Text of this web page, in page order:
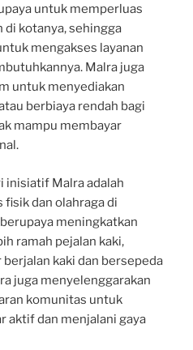
untuk memperluas
kotanya, sehingga
mengakses layanan
Malra juga
untuk menyediakan
berbiaya rendah bagi
mampu membayar
inisiatif Malra adalah
dan olahraga di
meningkatkan
ramah pejalan kaki,
kaki dan bersepeda
juga menyelenggarakan
komunitas untuk
aktif dan menjalani gaya